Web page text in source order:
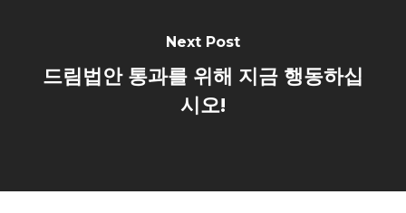
Next Post
드림법안 통과를 위해 지금 행동하십
시오!